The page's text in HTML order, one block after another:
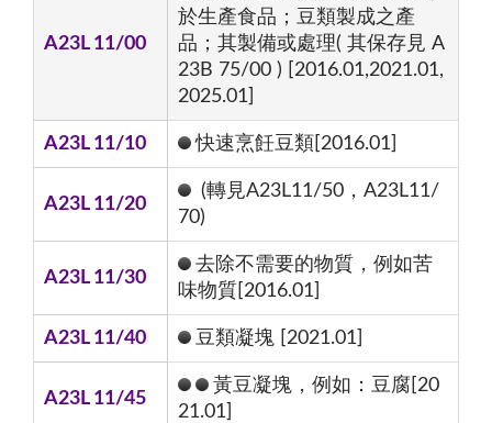
A23L 11/00
於生產食品；豆類製成之產
品；其製備或處理( 其保存見 A
23B 75/00 ) [2016.01,2021.01,
2025.01]
A23L 11/10 快速烹飪豆類[2016.01]
A23L 11/20
(轉見A23L11/50，A23L11/
70)
A23L 11/30
去除不需要的物質，例如苦
味物質[2016.01]
A23L 11/40 豆類凝塊 [2021.01]
A23L 11/45
黃豆凝塊，例如：豆腐[20
21.01]